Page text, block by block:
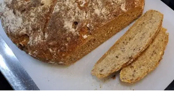
Pastinaken-
Brot